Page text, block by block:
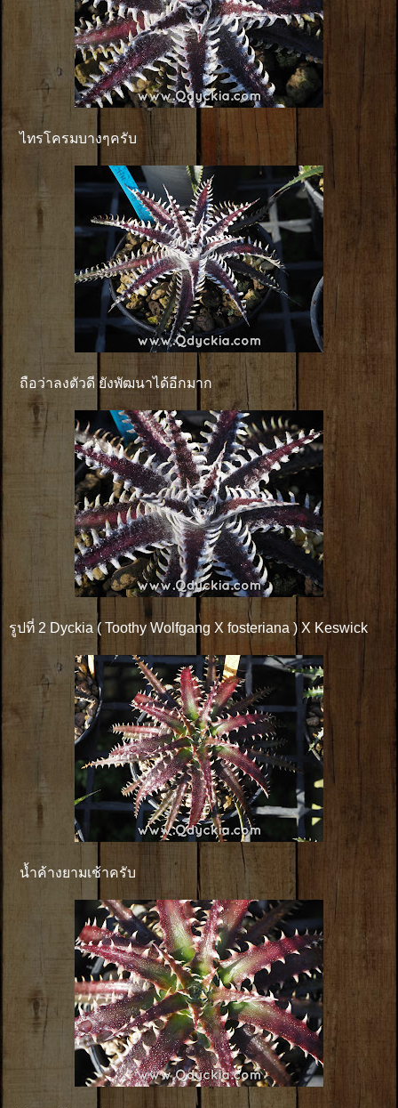
ไทรโครมบางๆครับ
ถือว่าลงตัวดี ยังพัฒนาได้อีกมาก
รูปที่ 2 Dyckia ( Toothy Wolfgang X fosteriana ) X Keswick
น้ำค้างยามเช้าครับ